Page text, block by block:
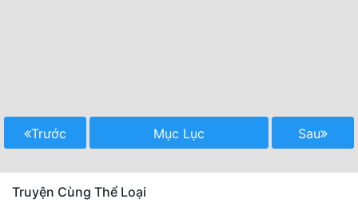
Trước Mục Lục Sau
Truyện Cùng Thể Loại